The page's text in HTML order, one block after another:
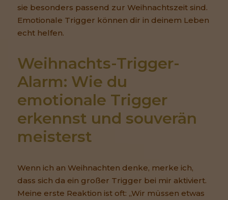
sie besonders passend zur Weihnachtszeit sind.
Emotionale Trigger können dir in deinem Leben
echt helfen.
Weihnachts-Trigger-
Alarm: Wie du
emotionale Trigger
erkennst und souverän
meisterst
Wenn ich an Weihnachten denke, merke ich,
dass sich da ein großer Trigger bei mir aktiviert.
Meine erste Reaktion ist oft: „Wir müssen etwas